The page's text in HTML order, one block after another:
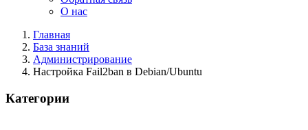
О нас
Главная
База знаний
Администрирование
Настройка Fail2ban в Debian/Ubuntu
Категории